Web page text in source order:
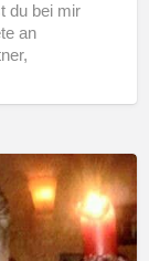
du bei mir
an